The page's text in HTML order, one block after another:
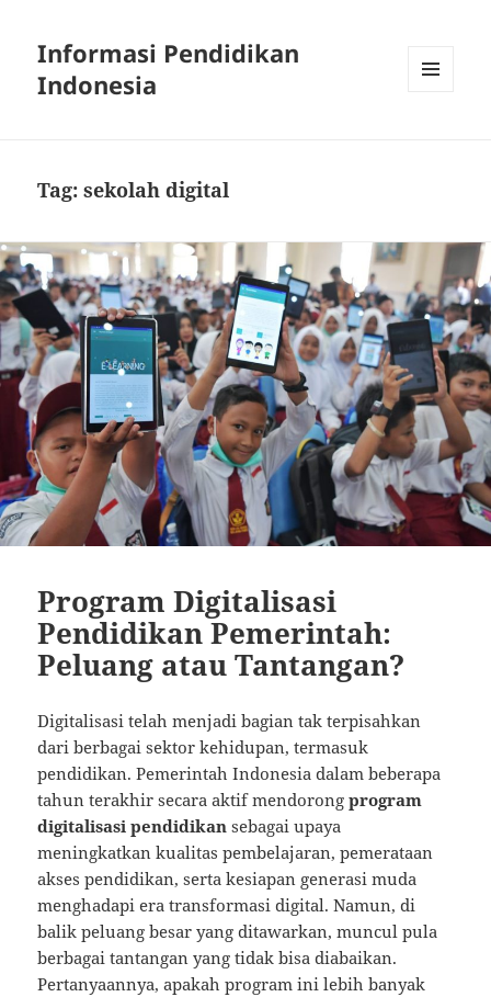
Informasi Pendidikan
Indonesia
Tag:sekolah digital
Program Digitalisasi
Pendidikan Pemerintah:
Peluang atau Tantangan?
Digitalisasi telah menjadi bagian tak terpisahkan
dari berbagai sektor kehidupan, termasuk
pendidikan. Pemerintah Indonesia dalam beberapa
tahun terakhir secara aktif mendorongprogram
digitalisasi pendidikan sebagai upaya
meningkatkan kualitas pembelajaran, pemerataan
akses pendidikan, serta kesiapan generasi muda
menghadapi era transformasi digital. Namun, di
balik peluang besar yang ditawarkan, muncul pula
berbagai tantangan yang tidak bisa diabaikan.
Pertanyaannya, apakah program ini lebih banyak